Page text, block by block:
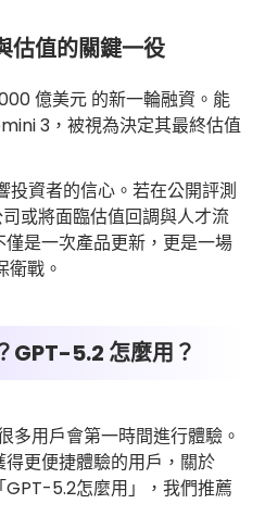
估值的關鍵一役
億美元 的新一輪融資。能
3，被視為決定其最終估值
資者的信心。若在公開評測
或將面臨估值回調與人才流
是一次產品更新，更是一場
戰。
GPT-5.2 怎麼用？
多用戶會第一時間進行體驗。
更便捷體驗的用戶，關於
GPT-5.2怎麼用」，我們推薦